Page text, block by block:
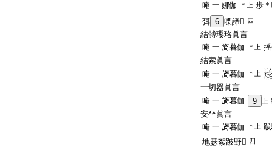
唵 一 娜伽 ＊上 歩
弭 6 㗚諦𤙖 四
結髆瓔珞眞言
唵 一 旖暮伽 ＊上
結索眞言
唵 一 旖暮伽 ＊上
一切器眞言
唵 一 旖暮伽 9 上
安坐眞言
唵 一 旖暮伽 ＊上
地瑟絮跛野𤙖 四